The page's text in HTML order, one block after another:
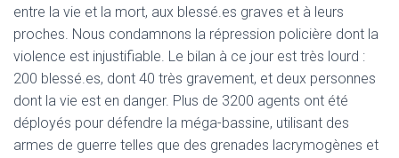
entre la vie et la mort, aux blessé.es graves et à leurs
proches. Nous condamnons la répression policière dont la
violence est injustifiable. Le bilan à ce jour est très lourd :
200 blessé.es, dont 40 très gravement, et deux personnes
dont la vie est en danger. Plus de 3200 agents ont été
déployés pour défendre la méga-bassine, utilisant des
armes de guerre telles que des grenades lacrymogènes et